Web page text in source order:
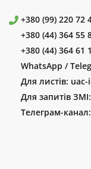
+380 (99) 220 72
+380 (44) 364 55
+380 (44) 364 61
WhatsApp /
Для листів:
Для запитів ЗМІ:
Телеграм-канал: